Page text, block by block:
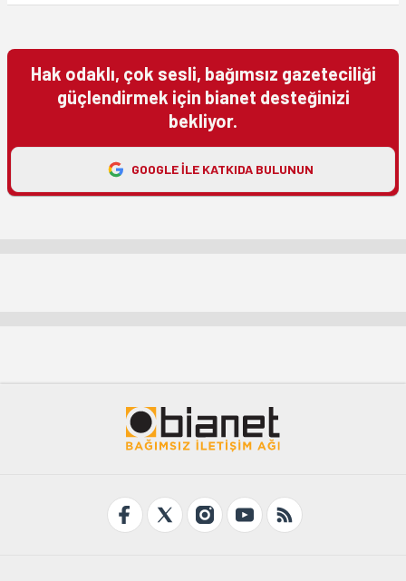
Hak odaklı, çok sesli, bağımsız gazeteciliği
güçlendirmek için bianet desteğinizi
bekliyor.
GOOGLE ILE KATKIDA BULUNUN